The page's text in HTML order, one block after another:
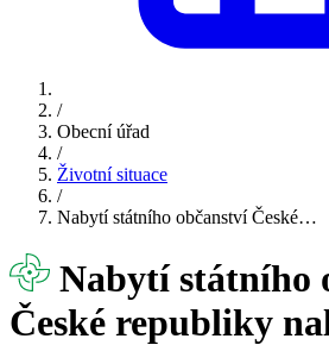
/
Obecní úřad
/
Životní situace
/
Nabytí státního občanství České…
Nabytí státního
České republiky